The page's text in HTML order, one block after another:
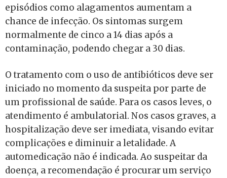
episódios como alagamentos aumentam a
chance de infecção. Os sintomas surgem
normalmente de cinco a 14 dias após a
contaminação, podendo chegar a 30 dias.
O tratamento com o uso de antibióticos deve ser
iniciado no momento da suspeita por parte de
um profissional de saúde. Para os casos leves, o
atendimento é ambulatorial. Nos casos graves, a
hospitalização deve ser imediata, visando evitar
complicações e diminuir a letalidade. A
automedicação não é indicada. Ao suspeitar da
doença, a recomendação é procurar um serviço